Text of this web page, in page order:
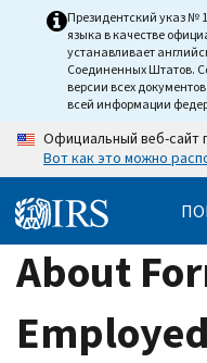
Президентский указ №
языка в качестве
устанавливает
Соединенных Штатов.
версии всех
всей информации
Официальный веб-сайт
Вот как это можно
About